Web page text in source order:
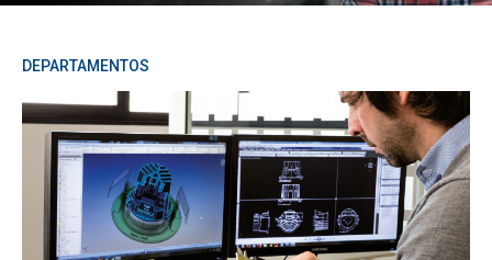
DEPARTAMENTOS